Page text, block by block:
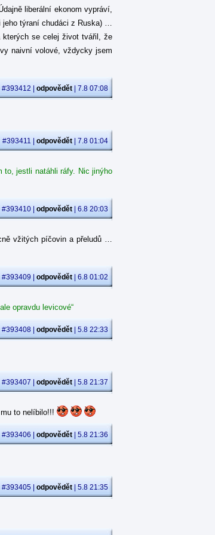
liberální ekonom vypráví,
jeho týraní chudáci z Ruska) …
se celej život tvářil, že
naivní volové, vždycky jsem
#393412 | odpovědět | 7.8 07:08
#393411 | odpovědět | 7.8 01:04
to, jestli natáhli ráfy. Nic jinýho
#393410 | odpovědět | 6.8 20:03
vžitých píčovin a přeludů …
#393409 | odpovědět | 6.8 01:02
opravdu levicové“
#393408 | odpovědět | 5.8 22:33
#393407 | odpovědět | 5.8 21:37
to nelíbilo!!!
#393406 | odpovědět | 5.8 21:36
#393405 | odpovědět | 5.8 21:35